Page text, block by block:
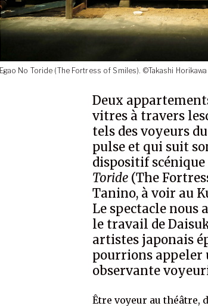
Egao No Toride (The Fortress of Smiles). ©Takashi Horikawa
Deux
vitres à travers
tels des voyeurs
pulse et qui suit
dispositif
Toride (The
Tanino, à voir au
Le spectacle nous
le travail de
artistes japonais
pourrions appeler
observante
Être voyeur au théâtre,